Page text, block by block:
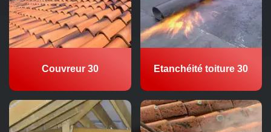
Couvreur 30 Etanchéité toiture 30